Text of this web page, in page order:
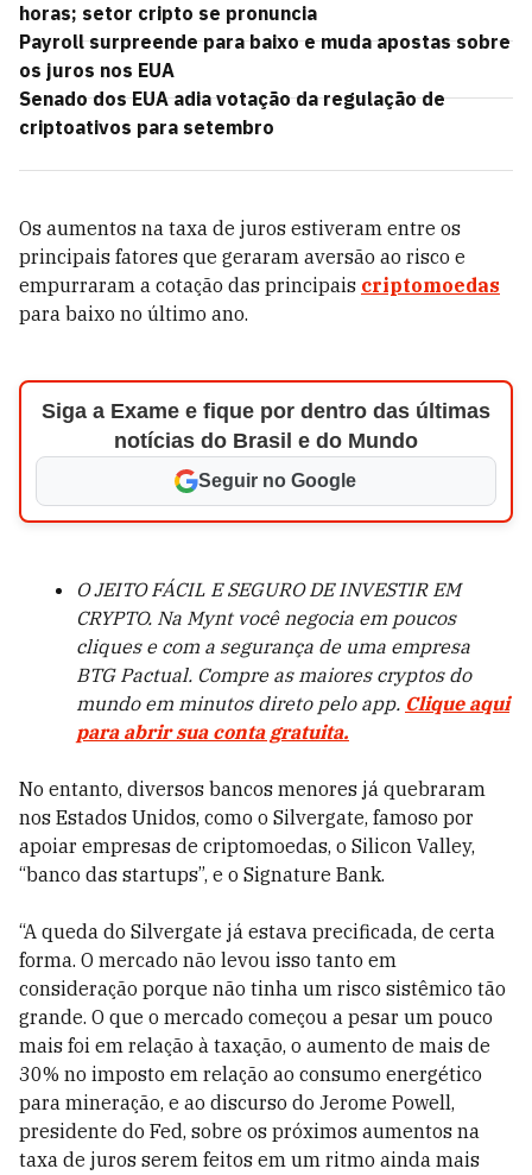
horas; setor cripto se pronuncia
Payroll surpreende para baixo e muda apostas sobre
os juros nos EUA
Senado dos EUA adia votação da regulação de
criptoativos para setembro
Os aumentos na taxa de juros estiveram entre os
principais fatores que geraram aversão ao risco e
empurraram a cotação das principais criptomoedas
para baixo no último ano.
Siga a Exame e fique por dentro das últimas
notícias do Brasil e do Mundo
Seguir no Google
O JEITO FÁCIL E SEGURO DE INVESTIR EM
CRYPTO. Na Mynt você negocia em poucos
cliques e com a segurança de uma empresa
BTG Pactual. Compre as maiores cryptos do
mundo em minutos direto pelo app. Clique aqui
para abrir sua conta gratuita.
No entanto, diversos bancos menores já quebraram
nos Estados Unidos, como o Silvergate, famoso por
apoiar empresas de criptomoedas, o Silicon Valley,
“banco das startups”, e o Signature Bank.
“A queda do Silvergate já estava precificada, de certa
forma. O mercado não levou isso tanto em
consideração porque não tinha um risco sistêmico tão
grande. O que o mercado começou a pesar um pouco
mais foi em relação à taxação, o aumento de mais de
30% no imposto em relação ao consumo energético
para mineração, e ao discurso do Jerome Powell,
presidente do Fed, sobre os próximos aumentos na
taxa de juros serem feitos em um ritmo ainda mais